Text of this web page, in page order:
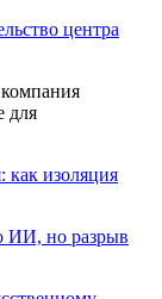
центра
для
как изоляция
ИИ, но разрыв